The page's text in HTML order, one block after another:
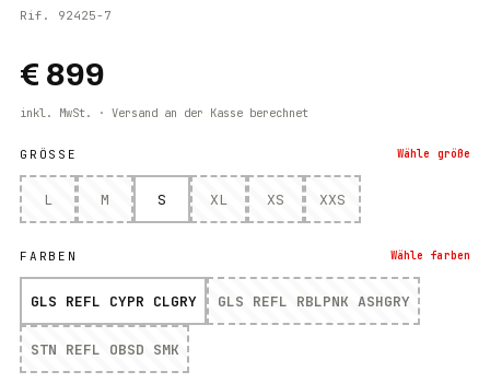
Rif. 92425-7
€ 899
inkl. MwSt. · Versand an der Kasse berechnet
GRÖSSE Wähle größe
L M S XL XS XXS
FARBEN Wähle farben
GLS REFL CYPR CLGRY GLS REFL RBLPNK ASHGRY
STN REFL OBSD SMK